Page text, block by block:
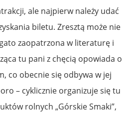
ale najpierw należy udać
biletu. Zresztą może nie
zaopatrzona w literaturę i
tu pani z chęcią opowiada o
co obecnie się odbywa w jej
– cyklicznie organizuje się tu
rolnych „Górskie Smaki”,